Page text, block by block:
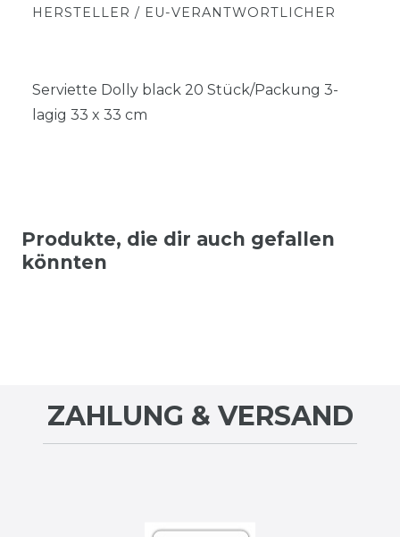
HERSTELLER / EU-VERANTWORTLICHER
Serviette Dolly black 20 Stück/Packung 3-
lagig 33 x 33 cm
Produkte, die dir auch gefallen
könnten
ZAHLUNG & VERSAND